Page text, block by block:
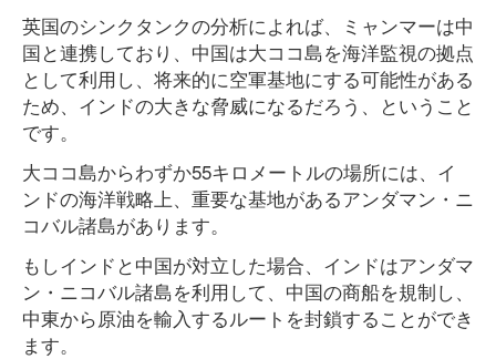
英国のシンクタンクの分析によれば、ミャンマーは中
国と連携しており、中国は大ココ島を海洋監視の拠点
として利用し、将来的に空軍基地にする可能性がある
ため、インドの大きな脅威になるだろう、ということ
です。
大ココ島からわずか55キロメートルの場所には、イ
ンドの海洋戦略上、重要な基地があるアンダマン・ニ
コバル諸島があります。
もしインドと中国が対立した場合、インドはアンダマ
ン・ニコバル諸島を利用して、中国の商船を規制し、
中東から原油を輸入するルートを封鎖することができ
ます。